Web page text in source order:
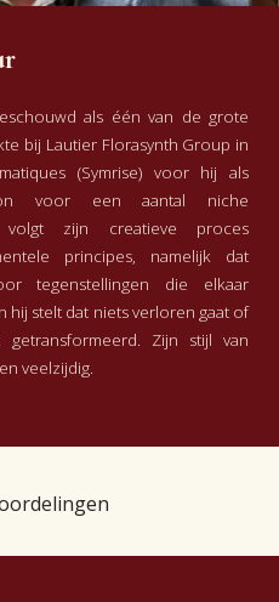
als één van de grote
bij Lautier Florasynth Group in
(Symrise) voor hij als
voor een aantal niche
volgt zijn creatieve proces
principes, namelijk dat
tegenstellingen die elkaar
hij stelt dat niets verloren gaat of
Zijn stijl van
veelzijdig.